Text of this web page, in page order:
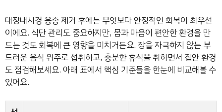
대장내시경 용종 제거 후에는 무엇보다 안정적인 회복이 최우선
이에요. 식단 관리도 중요하지만, 몸과 마음이 편안한 환경을 만
드는 것도 회복에 큰 영향을 미치거든요. 장을 자극하지 않는 부
드러운 음식 위주로 섭취하고, 충분한 휴식을 취하면서 집안 환경
도 점검해보세요. 아래 표에서 핵심 기준들을 한눈에 비교해볼 수
있어요.